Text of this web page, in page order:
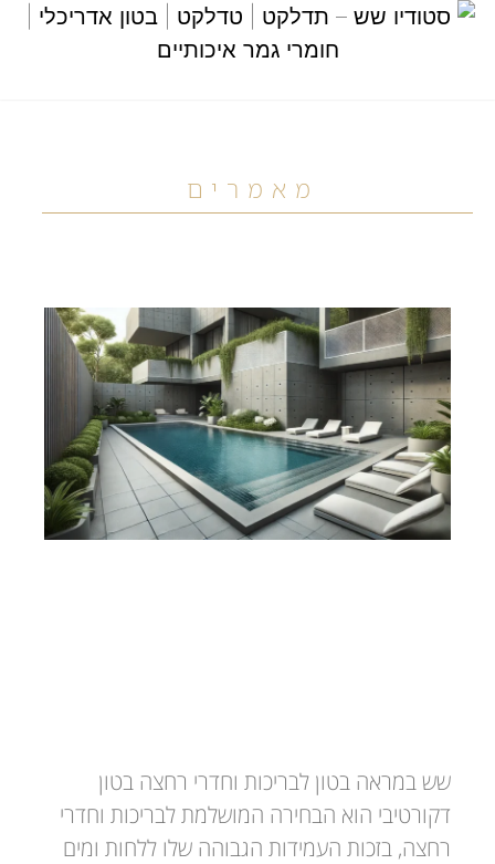
מאמרים
שש במראה בטון לבריכות וחדרי רחצה בטון
דקורטיבי הוא הבחירה המושלמת לבריכות וחדרי
רחצה, בזכות העמידות הגבוהה שלו ללחות ומים